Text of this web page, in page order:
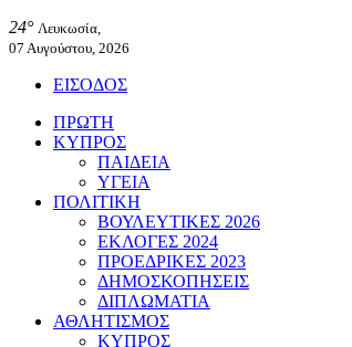
24° Λευκωσία,
07 Αυγούστου, 2026
ΕΙΣΟΔΟΣ
ΠΡΩΤΗ
ΚΥΠΡΟΣ
ΠΑΙΔΕΙΑ
ΥΓΕΙΑ
ΠΟΛΙΤΙΚΗ
ΒΟΥΛΕΥΤΙΚΕΣ 2026
ΕΚΛΟΓΕΣ 2024
ΠΡΟΕΔΡΙΚΕΣ 2023
ΔΗΜΟΣΚΟΠΗΣΕΙΣ
ΔΙΠΛΩΜΑΤΙΑ
ΑΘΛΗΤΙΣΜΟΣ
ΚΥΠΡΟΣ